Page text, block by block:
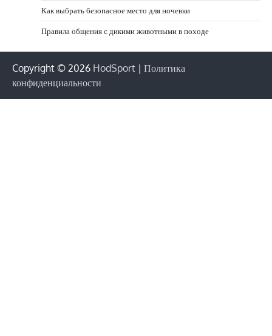
Как выбрать безопасное место для ночевки
Правила общения с дикими животными в походе
Copyright © 2026 HodSport | Политика
конфиденциальности